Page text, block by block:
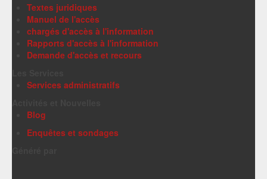
Textes juridiques
Manuel de l'accès
chargés d'accès à l'information
Rapports d'accès à l'information
Demande d'accès et recours
Services administratifs
Blog
Enquêtes et sondages